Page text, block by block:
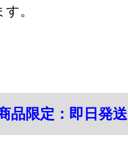
。
品限定：即日発送